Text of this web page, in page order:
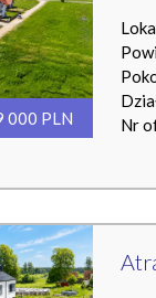
000 PLN Nr